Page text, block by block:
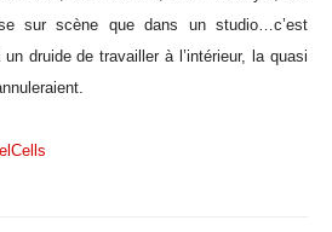
sur scène que dans un studio…c’est
druide de travailler à l’intérieur, la quasi